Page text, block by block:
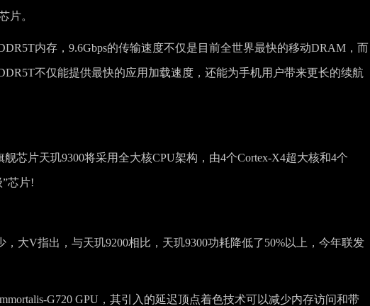
片。
内存，9.6Gbps的传输速度不仅是目前全世界最快的移动DRAM，而
不仅能提供最快的应用加载速度，还能为手机用户带来更长的续航
芯片天玑9300将采用全大核CPU架构，由4个Cortex-X4超大核和4个
芯片!
大V指出，与天玑9200相比，天玑9300功耗降低了50%以上，今年联发
G720 GPU，其引入的延迟顶点着色技术可以减少内存访问和带